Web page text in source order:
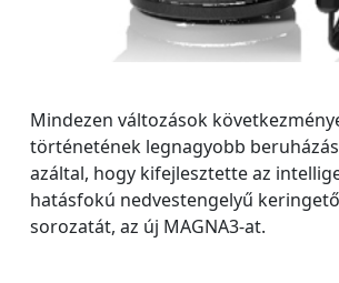
Mindezen változások
történetének legnagyobb
azáltal, hogy kifejlesztette az
hatásfokú nedvestengelyű
sorozatát, az új MAGNA3-at.